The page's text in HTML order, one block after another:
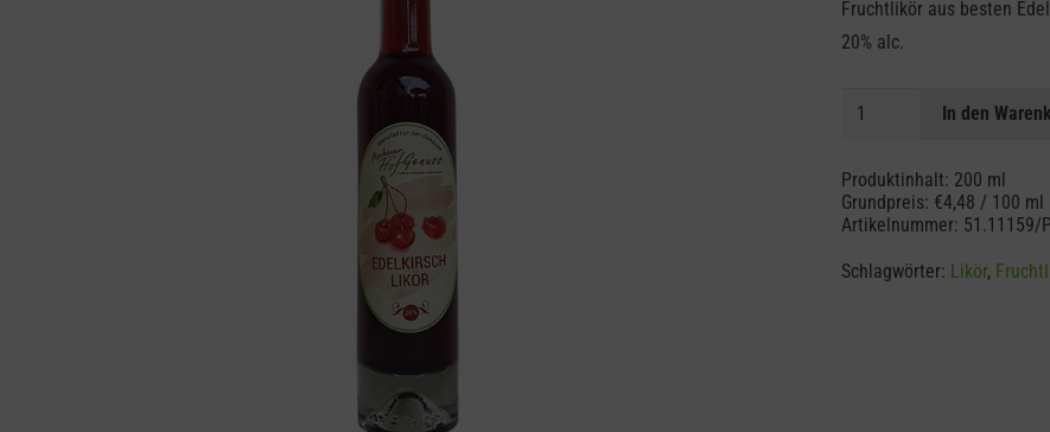
Fruchtlikör aus besten
20% alc.
Edelkirsche
Menge
In den
Produktinhalt: 200 ml
Grundpreis: €4,48 / 100 ml
Artikelnummer: 51.11159/
Schlagwörter: Likör,